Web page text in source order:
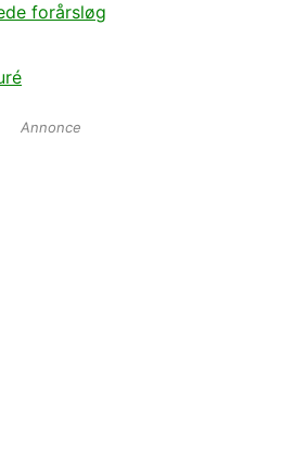
forårsløg
Annonce